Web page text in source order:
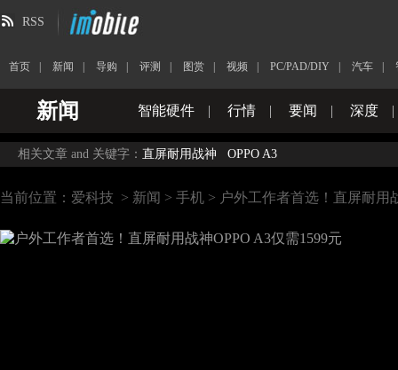
RSS
首页 新闻 导购 评测 图赏 视频 PC/PAD/DIY 汽车
新闻 智能硬件 | 行情 | 要闻 | 深度 |
相关文章 and 关键字： 直屏耐用战神 OPPO A3
当前位置： 爱科技 > 新闻 > 手机 > 户外工作者首选！直屏耐用